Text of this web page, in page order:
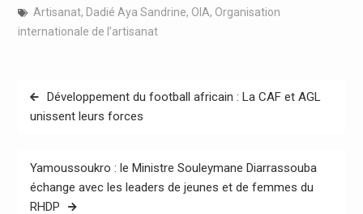
Artisanat, Dadié Aya Sandrine, OIA, Organisation
internationale de l’artisanat
Navigation
de
Développement du football africain : La CAF et AGL
unissent leurs forces
Yamoussoukro : le Ministre Souleymane Diarrassouba
échange avec les leaders de jeunes et de femmes du
RHDP